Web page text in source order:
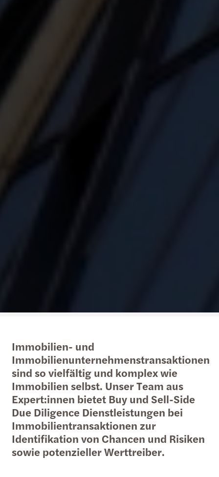
Immobilien- und
Immobilienunternehmenstransaktionen
sind so vielfältig und komplex wie
Immobilien selbst. Unser Team aus
Expert:innen bietet Buy und Sell-Side
Due Diligence Dienstleistungen bei
Immobilientransaktionen zur
Identifikation von Chancen und Risiken
sowie potenzieller Werttreiber.